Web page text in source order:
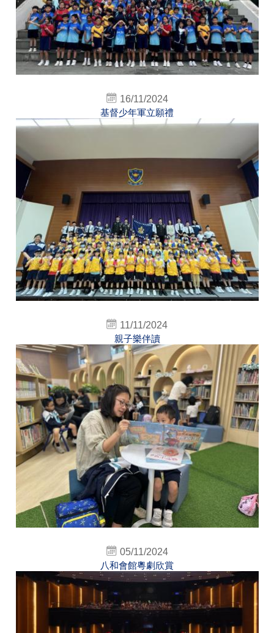
16/11/2024
基督少年軍立願禮
11/11/2024
親子樂伴讀
05/11/2024
八和會館粵劇欣賞